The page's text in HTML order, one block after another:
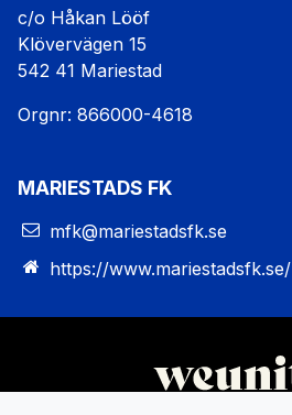
c/o Håkan Lööf
Klövervägen 15
542 41 Mariestad
Orgnr: 866000-4618
MARIESTADS FK
mfk@mariestadsfk.se
https://www.mariestadsfk.se/